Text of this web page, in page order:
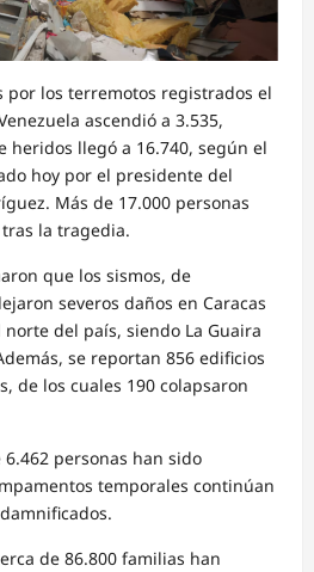
por los terremotos registrados el
ascendió a 3.535,
heridos llegó a 16.740, según el
hoy por el presidente del
Más de 17.000 personas
la tragedia.
que los sismos, de
severos daños en Caracas
del país, siendo La Guaira
se reportan 856 edificios
de los cuales 190 colapsaron
personas han sido
temporales continúan
de 86.800 familias han